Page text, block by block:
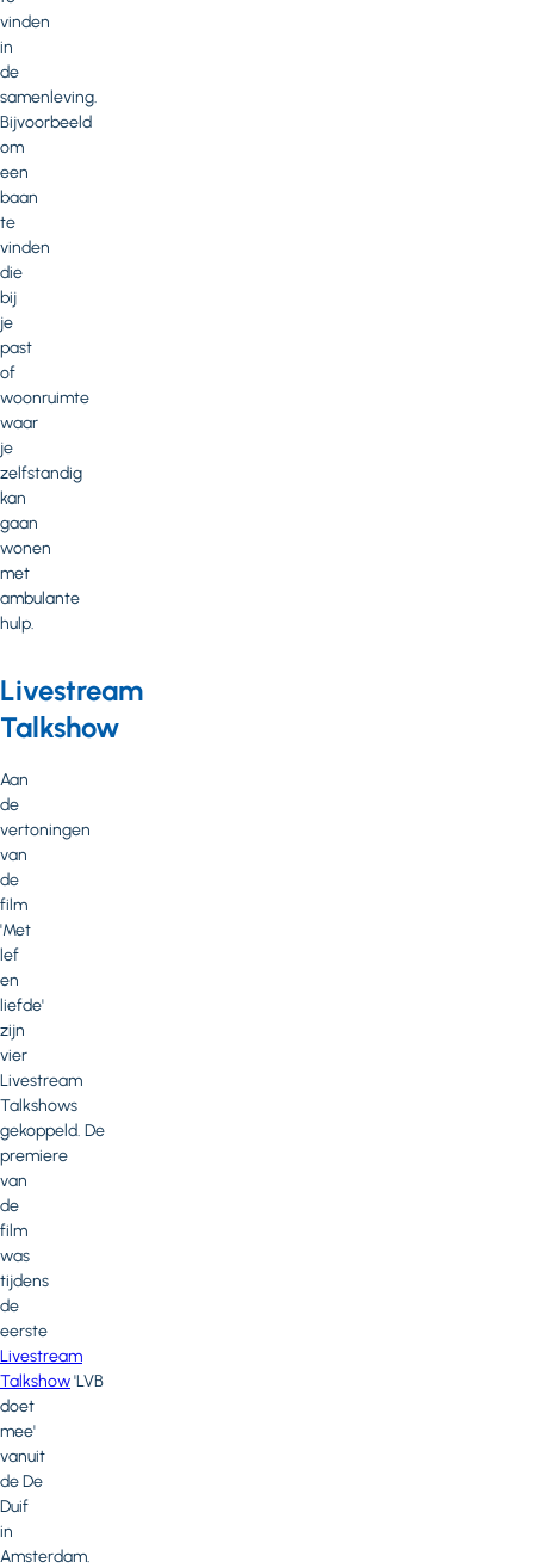
vinden
in
de
samenleving.
Bijvoorbeeld
om
een
baan
te
vinden
die
bij
je
past
of
woonruimte
waar
je
zelfstandig
kan
gaan
wonen
met
ambulante
hulp.
Livestream
Talkshow
Aan
de
vertoningen
van
de
film
'Met
lef
en
liefde'
zijn
vier
Livestream
Talkshows
gekoppeld. De
premiere
van
de
film
was
tijdens
de
eerste
Livestream
Talkshow'LVB
doet
mee'
vanuit
de De
Duif
in
Amsterdam.